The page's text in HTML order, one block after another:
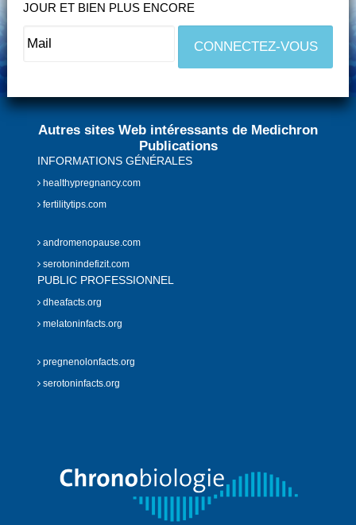
JOUR ET BIEN PLUS ENCORE
Autres sites Web intéressants de Medichron
Publications
INFORMATIONS GÉNÉRALES
healthypregnancy.com
fertilitytips.com
andromenopause.com
serotonindefizit.com
PUBLIC PROFESSIONNEL
dheafacts.org
melatoninfacts.org
pregnenolonfacts.org
serotoninfacts.org